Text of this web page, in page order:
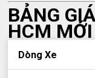
BẢNG
HCM
Dòng Xe